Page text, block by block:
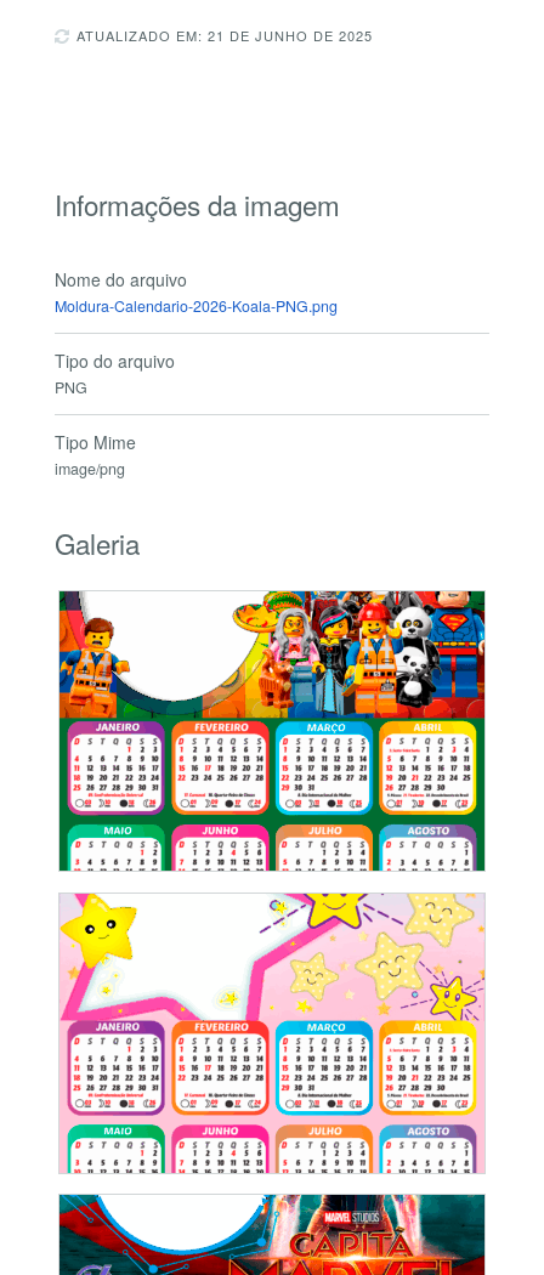
ATUALIZADO EM: 21 DE JUNHO DE 2025
Informações da imagem
Nome do arquivo
Moldura-Calendario-2026-Koala-PNG.png
Tipo do arquivo
PNG
Tipo Mime
image/png
Galeria